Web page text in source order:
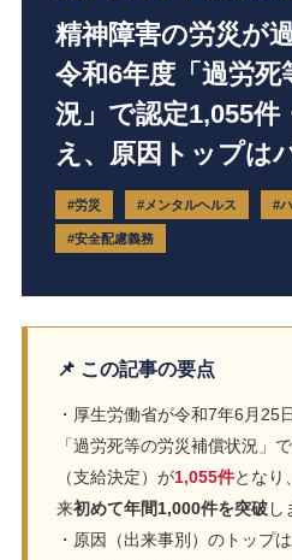
精神障害の労災が
令和6年度「過労死
況」で認定1,055件
え、原因トップは
#労災 #メンタルヘルス #
#安全配慮義務
📌 この記事の要点
・厚生労働省が令和7年6月25
「過労死等の労災補償状況」
（支給決定）が1,055件となり
来初めて年間1,000件を突破し
・原因（出来事別）のトップは